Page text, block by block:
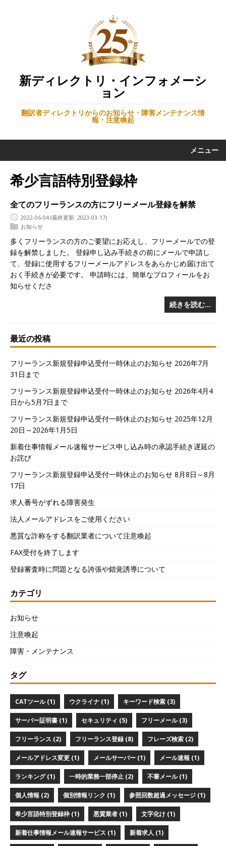
新ディレクトリ・インフォメーシ
ョン
翻訳者ディレクトリからのお知らせ・障害メンテナンス情
報・注意喚起
メニュー
希少言語特別登録枠
全てのフリーランスの方にフリーメール登録を解禁
2022-06-04 (最終更新: 2023-03-17)
お知らせ
多くフリーランスの方のご要望にお応えし、フリーメールでの登
録を解禁しました。 登録申し込み手続きの前にメールで申請し
て、登録に使用するフリーメールアドレスをあらかじめ届け出て
おく手続きが必要です。 申請時には、簡単なプロフィールをお
知らせくださ
続きを読む…
最近の投稿
フリーランス新規登録申込受付一時休止のお知らせ 2026年7月
31日まで
フリーランス新規登録申込受付一時休止のお知らせ 2026年4月4
日から5月7日まで
フリーランス新規登録申込受付一時休止のお知らせ 2025年12月
20日～2026年1月5日
新着仕事情報メール速報サービス申し込み時の承認手続き遅延の
お詫び
フリーランス新規登録申込受付一時休止のお知らせ 8月8日～8月
17日
求人番号がずれる障害発生
法人メールアドレスをご使用ください
悪質な詐称をする翻訳業者について注意喚起
FAX受付を終了します
登録審査時に問題となる誇張や錯覚誘導について
カテゴリ
お知らせ
注意喚起
障害・メンテナンス
タグ
CATツール (1) ウクライナ (1) キーワード検索 (3)
サーバー証明書 (1) セキュリティ (5) フリーメール (3)
フリーランス (2) フリーランス登録 (8) フレーズ検索 (2)
メールアドレス変更 (1) メールサーバー (1) メール速報 (1)
ランキング (1) 一時的業務一部停止 (2) 不審メール (1)
個人情報 (2) 個別情報リンク (1) 参照回数超過メッセージ (1)
希少言語特別登録枠 (1) 悪質業者 (1) 文字化け (1)
新着仕事情報メール速報サービス (1) 新着求人 (1)